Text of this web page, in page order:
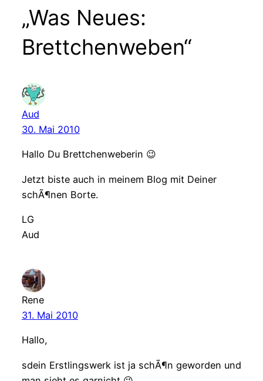
„Was Neues:
Brettchenweben“
Aud
30. Mai 2010
Hallo Du Brettchenweberin 😉
Jetzt biste auch in meinem Blog mit Deiner
schÃ¶nen Borte.
LG
Aud
Rene
31. Mai 2010
Hallo,
sdein Erstlingswerk ist ja schÃ¶n geworden und